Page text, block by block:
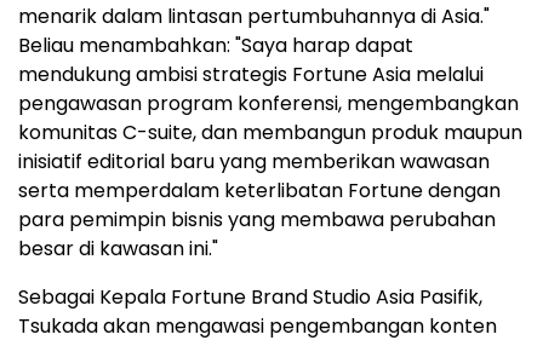
menarik dalam lintasan pertumbuhannya di Asia."
Beliau menambahkan: "Saya harap dapat
mendukung ambisi strategis Fortune Asia melalui
pengawasan program konferensi, mengembangkan
komunitas C-suite, dan membangun produk maupun
inisiatif editorial baru yang memberikan wawasan
serta memperdalam keterlibatan Fortune dengan
para pemimpin bisnis yang membawa perubahan
besar di kawasan ini."
Sebagai Kepala Fortune Brand Studio Asia Pasifik,
Tsukada akan mengawasi pengembangan konten